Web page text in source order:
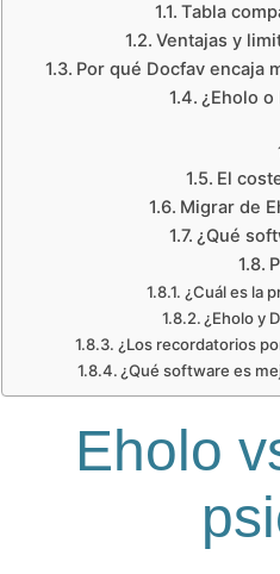
Tabla
Ventajas y
Por qué Docfav encaja
¿Eholo
El
Migrar de
¿Qué
¿Cuál es la
¿Eholo y
¿Los recordatorios
¿Qué software es
Eholo